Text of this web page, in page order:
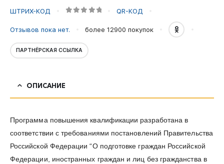
администраций
ШТРИХ-КОД QR-КОД
Отзывов пока нет. более 12900 покупок
ПАРТНЁРСКАЯ ССЫЛКА
ОПИСАНИЕ
Программа повышения квалификации разработана в
соответствии с требованиями постановлений Правительства
Российской Федерации “О подготовке граждан Российской
Федерации, иностранных граждан и лиц без гражданства в